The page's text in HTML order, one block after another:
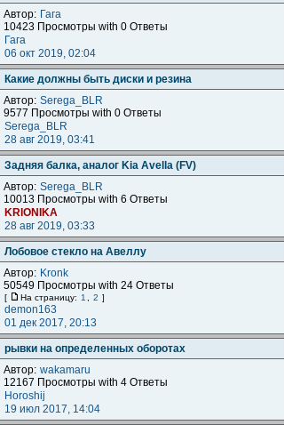
Автор: Гага
10423 Просмотры with 0 Ответы
Гага
06 окт 2019, 02:04
Какие должны быть диски и резина
Автор: Serega_BLR
9577 Просмотры with 0 Ответы
Serega_BLR
28 авг 2019, 03:41
Задняя балка, аналог Kia Avella (FV)
Автор: Serega_BLR
10013 Просмотры with 6 Ответы
KRIONIKA
28 авг 2019, 03:33
Лобовое стекло на Авеллу
Автор: Kronk
50549 Просмотры with 24 Ответы
[ На страницу: 1 2 ]
demon163
01 дек 2017, 20:13
рывки на определенных оборотах
Автор: wakamaru
12167 Просмотры with 4 Ответы
Horoshij
19 июл 2017, 14:04